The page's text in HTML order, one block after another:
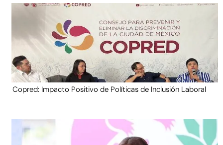
Copred: Impacto Positivo de Políticas de Inclusión Laboral